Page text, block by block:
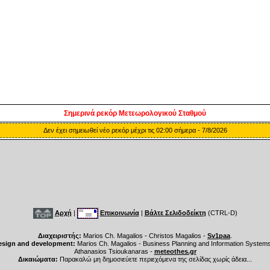
Σημερινά ρεκόρ Μετεωρολογικού Σταθμού
Δεν έχει σημειωθεί νέο ρεκόρ μέχρι τις 02:00 σήμερα - 7/8/2026
Αρχή | Επικοινωνία | Βάλτε Σελιδοδείκτη (CTRL-D)
Διαχειριστής: Marios Ch. Magalios - Christos Magalios - Sv1paa
and development: Marios Ch. Magalios - Business Planning and Information
Athanasios Tsioukanaras - meteothes.gr
Δικαιώματα: Παρακαλώ μη δημοσιεύετε περιεχόμενα της σελίδας χωρίς άδεια...